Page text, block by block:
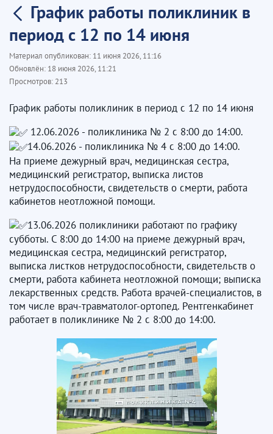
График работы поликлиник в
период с 12 по 14 июня
Материал опубликован: 11 июня 2026, 11:16
Обновлён: 18 июня 2026, 11:21
Просмотров: 213
График работы поликлиник в период с 12 по 14 июня
12.06.2026 - поликлиника № 2 с 8:00 до 14:00.
14.06.2026 - поликлиника № 4 с 8:00 до 14:00.
На приеме дежурный врач, медицинская сестра,
медицинский регистратор, выписка листов
нетрудоспособности, свидетельств о смерти, работа
кабинетов неотложной помощи.
13.06.2026 поликлиники работают по графику
субботы. С 8:00 до 14:00 на приеме дежурный врач,
медицинская сестра, медицинский регистратор,
выписка листков нетрудоспособности, свидетельств о
смерти, работа кабинета неотложной помощи; выписка
лекарственных средств. Работа врачей-специалистов, в
том числе врач-травматолог-ортопед. Рентгенкабинет
работает в поликлинике № 2 с 8:00 до 14:00.